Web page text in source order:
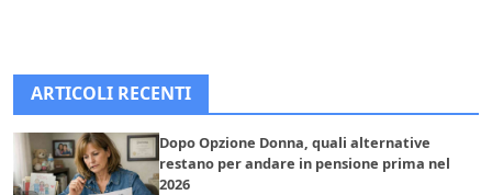
ARTICOLI RECENTI
Dopo Opzione Donna, quali alternative
restano per andare in pensione prima nel
2026